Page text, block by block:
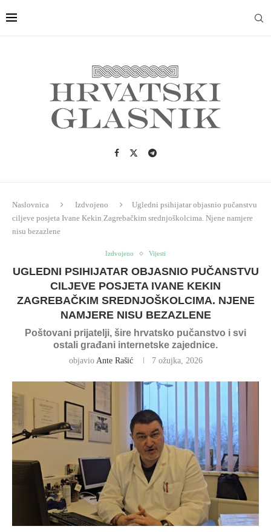
Naslovnica Izdvojeno
Ugledni psihijatar objasnio pučanstvu
ciljeve posjeta Ivane Kekin Zagrebačkim srednjoškolcima. Njene namjere
nisu bezazlene
Izdvojeno Vijesti
UGLEDNI PSIHIJATAR OBJASNIO PUČANSTVU
CILJEVE POSJETA IVANE KEKIN
ZAGREBAČKIM SREDNJOŠKOLCIMA. NJENE
NAMJERE NISU BEZAZLENE
Poštovani prijatelji, šire hrvatsko pučanstvo i svi
ostali građani internetske zajednice.
objavio Ante Rašić 7 ožujka, 2026